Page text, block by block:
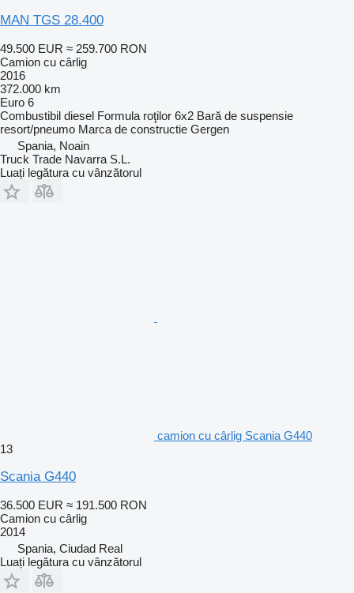
MAN TGS 28.400
49.500 EUR ≈ 259.700 RON
Camion cu cârlig
2016
372.000 km
Euro 6
Combustibil diesel Formula roţilor 6x2 Bară de suspensie
resort/pneumo Marca de constructie Gergen
Spania, Noain
Truck Trade Navarra S.L.
Luați legătura cu vânzătorul
camion cu cârlig Scania G440
13
Scania G440
36.500 EUR ≈ 191.500 RON
Camion cu cârlig
2014
Spania, Ciudad Real
Luați legătura cu vânzătorul